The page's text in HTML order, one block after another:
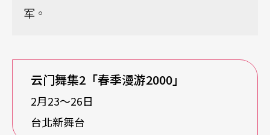
军。
云门舞集2「春季漫游2000」
2月23〜26日
台北新舞台